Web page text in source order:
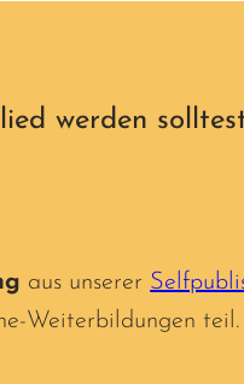
werden
aus unserer
Weiterbildungen teil.